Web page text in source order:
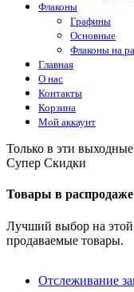
Флаконы
Графины
Основные
Флаконы на
Главная
О нас
Контакты
Корзина
Мой аккаунт
Только в эти выходные
Супер Скидки
Товары в распродаже
Лучший выбор на этой
продаваемые товары.
Отслеживание